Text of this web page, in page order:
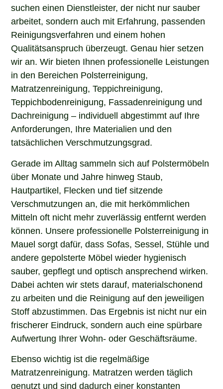
suchen einen Dienstleister, der nicht nur sauber
arbeitet, sondern auch mit Erfahrung, passenden
Reinigungsverfahren und einem hohen
Qualitätsanspruch überzeugt. Genau hier setzen
wir an. Wir bieten Ihnen professionelle Leistungen
in den Bereichen Polsterreinigung,
Matratzenreinigung, Teppichreinigung,
Teppichbodenreinigung, Fassadenreinigung und
Dachreinigung – individuell abgestimmt auf Ihre
Anforderungen, Ihre Materialien und den
tatsächlichen Verschmutzungsgrad.
Gerade im Alltag sammeln sich auf Polstermöbeln
über Monate und Jahre hinweg Staub,
Hautpartikel, Flecken und tief sitzende
Verschmutzungen an, die mit herkömmlichen
Mitteln oft nicht mehr zuverlässig entfernt werden
können. Unsere professionelle Polsterreinigung in
Mauel sorgt dafür, dass Sofas, Sessel, Stühle und
andere gepolsterte Möbel wieder hygienisch
sauber, gepflegt und optisch ansprechend wirken.
Dabei achten wir stets darauf, materialschonend
zu arbeiten und die Reinigung auf den jeweiligen
Stoff abzustimmen. Das Ergebnis ist nicht nur ein
frischerer Eindruck, sondern auch eine spürbare
Aufwertung Ihrer Wohn- oder Geschäftsräume.
Ebenso wichtig ist die regelmäßige
Matratzenreinigung. Matratzen werden täglich
genutzt und sind dadurch einer konstanten